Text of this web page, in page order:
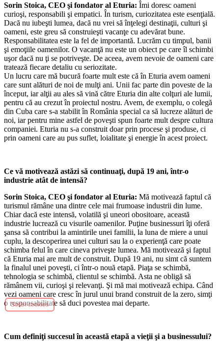
Sorin Stoica, CEO şi fondator al Eturia: Îmi doresc oameni
curioşi, responsabili şi empatici. În turism, curiozitatea este esenţială.
Dacă nu iubeşti lumea, dacă nu vrei să înţelegi destinaţii, culturi şi
oameni, este greu să construieşti vacanţe cu adevărat bune.
Responsabilitatea este la fel de importantă. Lucrăm cu timpul, banii
şi emoţiile oamenilor. O vacanţă nu este un obiect pe care îl schimbi
uşor dacă nu ţi se potriveşte. De aceea, avem nevoie de oameni care
tratează fiecare detaliu cu seriozitate.
Un lucru care mă bucură foarte mult este că în Eturia avem oameni
care sunt alături de noi de mulţi ani. Unii fac parte din poveste de la
început, iar alţii au ales să vină către Eturia din alte colţuri ale lumii,
pentru că au crezut în proiectul nostru. Avem, de exemplu, o colegă
din Cuba care s-a stabilit în România special ca să lucreze alături de
noi, iar pentru mine astfel de poveşti spun foarte mult despre cultura
companiei. Eturia nu s-a construit doar prin procese şi produse, ci
prin oameni care au pus suflet, loialitate şi energie în acest proiect.
Ce vă motivează astăzi să continuaţi, după 19 ani, într-o
industrie atât de intensă?
Sorin Stoica, CEO şi fondator al Eturia: Mă motivează faptul că
turismul rămâne una dintre cele mai frumoase industrii din lume.
Chiar dacă este intensă, volatilă şi uneori obositoare, această
industrie lucrează cu visurile oamenilor. Puţine businessuri îţi oferă
şansa să contribui la amintirile unei familii, la luna de miere a unui
cuplu, la descoperirea unei culturi sau la o experienţă care poate
schimba felul în care cineva priveşte lumea. Mă motivează şi faptul
că Eturia mai are mult de construit. După 19 ani, nu simt că suntem
la finalul unei poveşti, ci într-o nouă etapă. Piaţa se schimbă,
tehnologia se schimbă, clientul se schimbă. Asta ne obligă să
rămânem vii, curioşi şi relevanţi. Şi mă mai motivează echipa. Când
vezi oameni care cresc în jurul unui brand construit de la zero, simţi
o responsabilitate să duci povestea mai departe.
Cum definiţi succesul în această etapă a vieţii şi a businessului?
Setări cookies